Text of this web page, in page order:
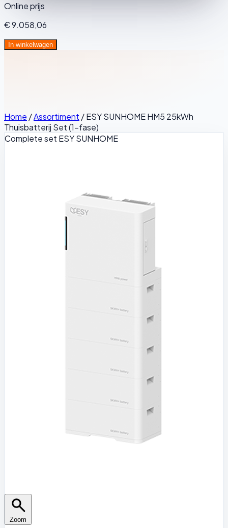
Online prijs
€ 9.058,06
In winkelwagen
Home /Assortiment /ESY SUNHOME HM5 25kWh
Thuisbatterij Set (1-fase)
Complete set ESY SUNHOME
Zoom